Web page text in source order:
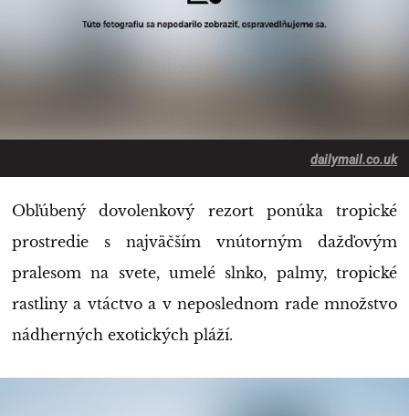
dailymail.co.uk
Obľúbený dovolenkový rezort ponúka tropické
prostredie s najväčším vnútorným dažďovým
pralesom na svete, umelé slnko, palmy, tropické
rastliny a vtáctvo a v neposlednom rade množstvo
nádherných exotických pláží.